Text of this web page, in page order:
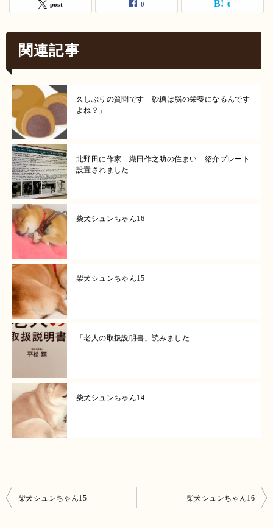
post 0 0
関連記事
久しぶりの質問です「砂糖は脳の栄養になるんです
よね？」
北野田に作家 織田作之助の住まい 紹介プレート
設置されました
柴犬シュンちゃん16
柴犬シュンちゃん15
「老人の取扱説明書」読みました
柴犬シュンちゃん14
投柴犬シュンちゃん15 柴犬シュンちゃん16